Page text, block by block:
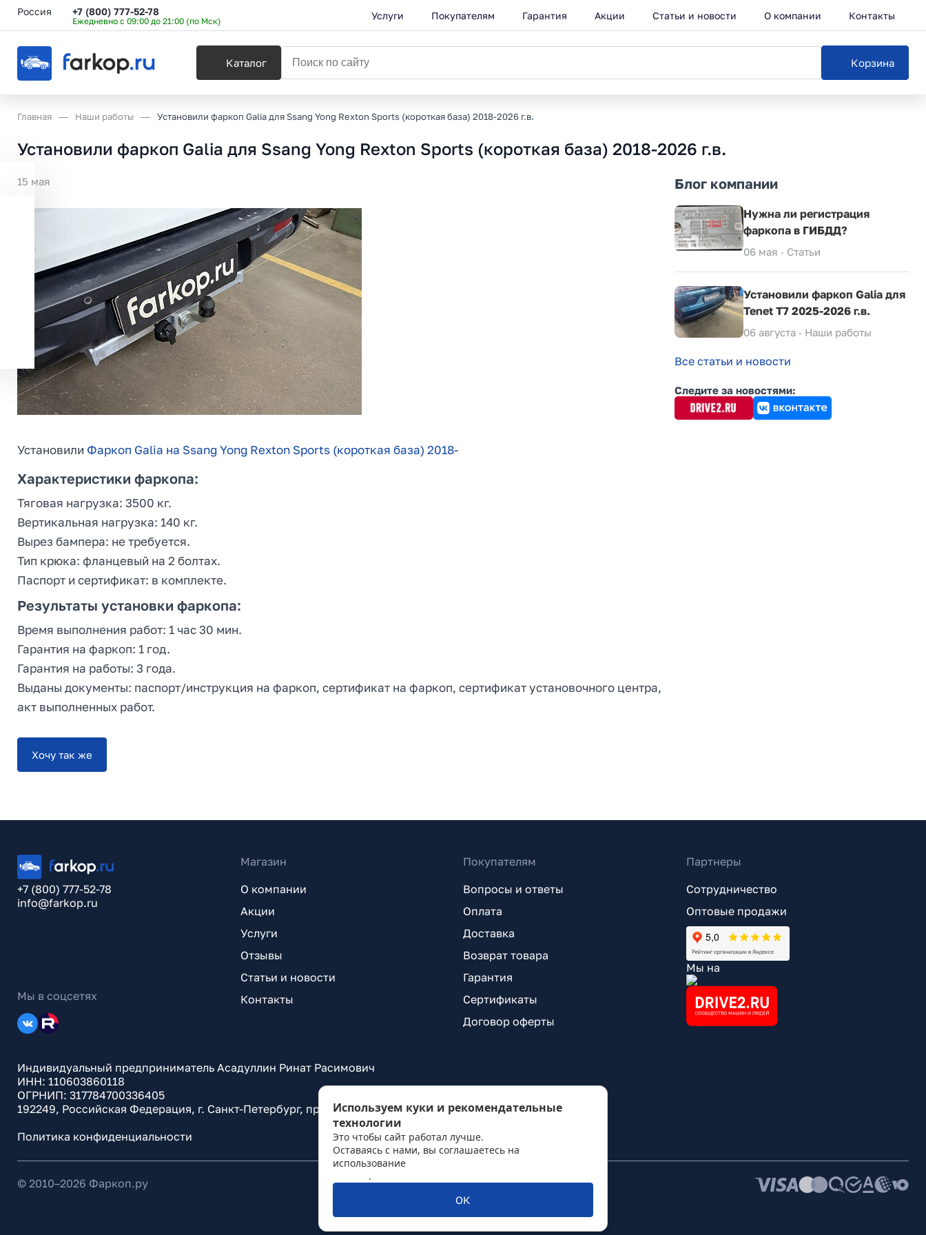
Россия +7 (800) 777-52-78
Ежедневно с 09:00 до 21:00 (по Мск) Услуги Покупателям Гарантия Акции Статьи и новости О компании Контакты
Каталог Корзина
Главная Наши работы Установили фаркоп Galia для Ssang Yong Rexton Sports (короткая база) 2018-2026 г.в.
Установили фаркоп Galia для Ssang Yong Rexton Sports (короткая база) 2018-2026 г.в.
15 мая
Установили Фаркоп Galia на Ssang Yong Rexton Sports (короткая база) 2018-
Характеристики фаркопа:
Тяговая нагрузка: 3500 кг.
Вертикальная нагрузка: 140 кг.
Вырез бампера: не требуется.
Тип крюка: фланцевый на 2 болтах.
Паспорт и сертификат: в комплекте.
Результаты установки фаркопа:
Время выполнения работ: 1 час 30 мин.
Гарантия на фаркоп: 1 год.
Гарантия на работы: 3 года.
Выданы документы: паспорт/инструкция на фаркоп, сертификат на фаркоп, сертификат установочного центра,
акт выполненных работ.
Хочу так же
Блог компании
Нужна ли регистрация
фаркопа в ГИБДД?
06 мая · Статьи
Установили фаркоп Galia для
Tenet T7 2025-2026 г.в.
06 августа · Наши работы
Все статьи и новости
Следите за новостями:
+7 (800) 777-52-78
info@farkop.ru
Мы в соцсетях
Магазин
О компании
Акции
Услуги
Отзывы
Статьи и новости
Контакты
Покупателям
Вопросы и ответы
Оплата
Доставка
Возврат товара
Гарантия
Сертификаты
Договор оферты
Партнеры
Сотрудничество
Оптовые продажи
Мы на
Индивидуальный предприниматель Асадуллин Ринат Расимович
ИНН: 110603860118
ОГРНИП: 317784700336405
192249, Российская Федерация, г. Санкт-Петербург, проспект Александровской Фермы, д. 29, лит. ВГ
Политика конфиденциальности
© 2010–2026 Фаркоп.ру
Используем куки и рекомендательные
технологии
Это чтобы сайт работал лучше.
Оставаясь с нами, вы соглашаетесь на
использование
.
ОК